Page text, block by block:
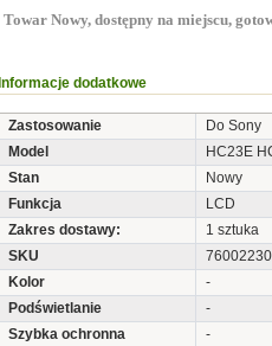
Towar Nowy, dostępny na miejscu,
Informacje dodatkowe
Zastosowanie
Do Sony
Model
HC23E
Stan
Nowy
Funkcja
LCD
Zakres dostawy:
1 sztuka
SKU
Kolor
-
Podświetlanie
-
Szybka ochronna
-